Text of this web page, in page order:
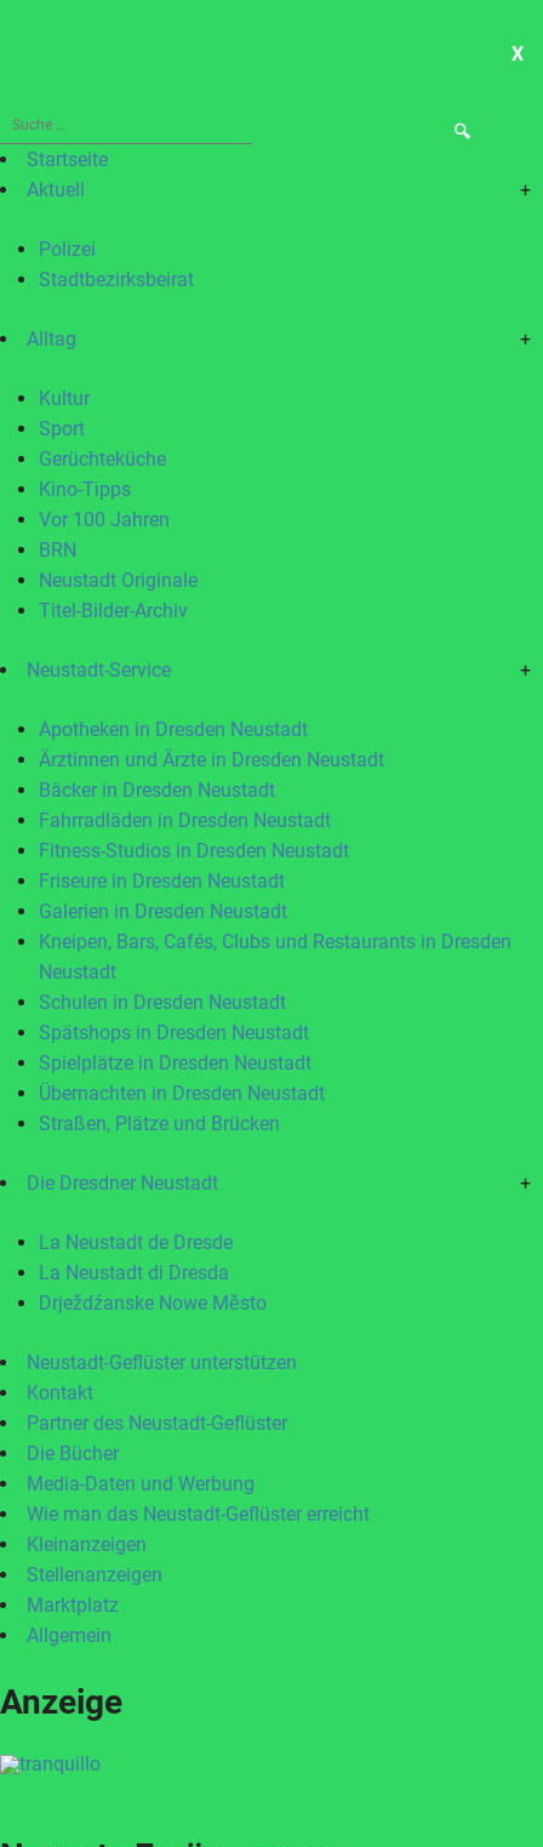
X
Suche
nach:Startseite
Aktuell
+
Polizei
Stadtbezirksbeirat
Alltag +
Kultur
Sport
Gerüchteküche
Kino-Tipps
Vor 100 Jahren
BRN
Neustadt Originale
Titel-Bilder-Archiv
Neustadt-Service +
Apotheken in Dresden Neustadt
Ärztinnen und Ärzte in Dresden Neustadt
Bäcker in Dresden Neustadt
Fahrradläden in Dresden Neustadt
Fitness-Studios in Dresden Neustadt
Friseure in Dresden Neustadt
Galerien in Dresden Neustadt
Kneipen, Bars, Cafés, Clubs und Restaurants in Dresden
Neustadt
Schulen in Dresden Neustadt
Spätshops in Dresden Neustadt
Spielplätze in Dresden Neustadt
Übernachten in Dresden Neustadt
Straßen, Plätze und Brücken
Die Dresdner Neustadt +
La Neustadt de Dresde
La Neustadt di Dresda
Drježdźanske Nowe Město
Neustadt-Geflüster unterstützen
Kontakt
Partner des Neustadt-Geflüster
Die Bücher
Media-Daten und Werbung
Wie man das Neustadt-Geflüster erreicht
Kleinanzeigen
Stellenanzeigen
Marktplatz
Allgemein
Anzeige